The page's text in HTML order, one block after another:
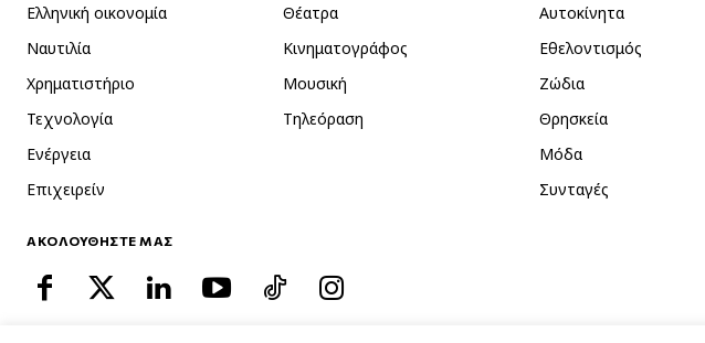
Ελληνική οικονομία
Ναυτιλία
Χρηματιστήριο
Τεχνολογία
Ενέργεια
Επιχειρείν
Θέατρα
Κινηματογράφος
Μουσική
Τηλεόραση
Αυτοκίνητα
Εθελοντισμός
Ζώδια
Θρησκεία
Μόδα
Συνταγές
ΑΚΟΛΟΥΘΗΣΤΕ ΜΑΣ